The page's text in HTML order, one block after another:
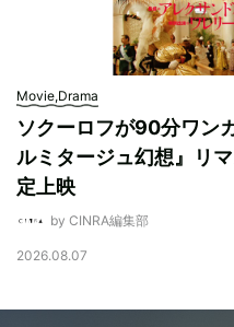
Movie,Drama
ソクーロフが90分ワン
ルミタージュ幻想』リ
定上映
by CINRA編集部
2026.08.07